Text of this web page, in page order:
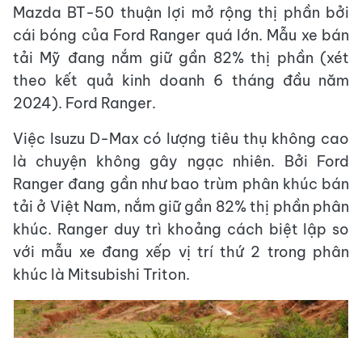
Mazda BT-50 thuận lợi mở rộng thị phần bởi
cái bóng của Ford Ranger quá lớn. Mẫu xe bán
tải Mỹ đang nắm giữ gần 82% thị phần (xét
theo kết quả kinh doanh 6 tháng đầu năm
2024). Ford Ranger.
Việc Isuzu D-Max có lượng tiêu thụ không cao
là chuyện không gây ngạc nhiên. Bởi Ford
Ranger đang gần như bao trùm phân khúc bán
tải ở Việt Nam, nắm giữ gần 82% thị phần phân
khúc. Ranger duy trì khoảng cách biệt lập so
với mẫu xe đang xếp vị trí thứ 2 trong phân
khúc là Mitsubishi Triton.